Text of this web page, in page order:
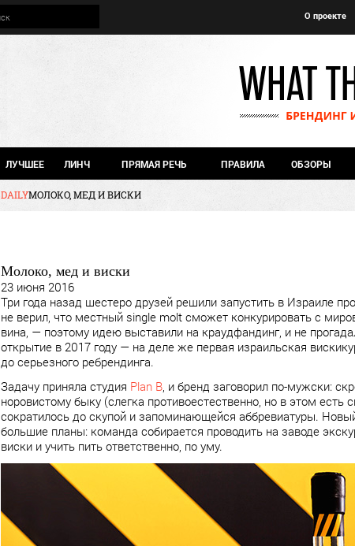
О проекте
ЛУЧШЕЕ ЛИНЧ ПРЯМАЯ РЕЧЬ ПРАВИЛА ОБЗОРЫ
DAILYМОЛОКО, МЕД И ВИСКИ
Молоко, мед и виски
23 июня 2016
Три года назад шестеро друзей решили запустить в Израиле
не верил, что местный single molt сможет конкурировать с
вина, — поэтому идею выставили на краудфандинг, и не
открытие в 2017 году — на деле же первая израильская
до серьезного ребрендинга.
Задачу приняла студия Plan B , и бренд заговорил по-мужски:
норовистому быку (слегка противоестественно, но в этом
сократилось до скупой и запоминающейся аббревиатуры.
большие планы: команда собирается проводить на заводе
виски и учить пить ответственно, по уму.